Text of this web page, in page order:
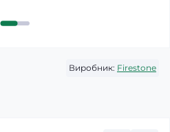
Виробник: Firestone